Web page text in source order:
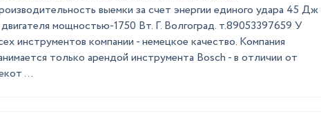
выемки за счет энергии единого удара 45 Дж
мощностью-1750 Вт. Г. Волгоград. т.89053397659 У
инструментов компании - немецкое качество. Компания
только арендой инструмента Bosch - в отличии от
...